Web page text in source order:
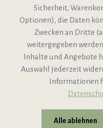
VIPINO Service
Informationen
Support
Sicherheit,
Optionen), die Daten
Zwecken an Dritte
weitergegeben
Inhalte und Angebote
Auswahl jederzeit
Informationen
Alle ablehnen